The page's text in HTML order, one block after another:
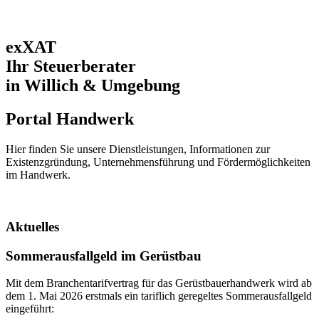
exXAT
Ihr Steuerberater
in Willich & Umgebung
Portal Handwerk
Hier finden Sie unsere Dienstleistungen, Informationen zur
Existenzgründung, Unternehmensführung und Fördermöglichkeiten
im Handwerk.
Aktuelles
Sommerausfallgeld im Gerüstbau
Mit dem Branchentarifvertrag für das Gerüstbauerhandwerk wird ab
dem 1. Mai 2026 erstmals ein tariflich geregeltes Sommerausfallgeld
eingeführt: